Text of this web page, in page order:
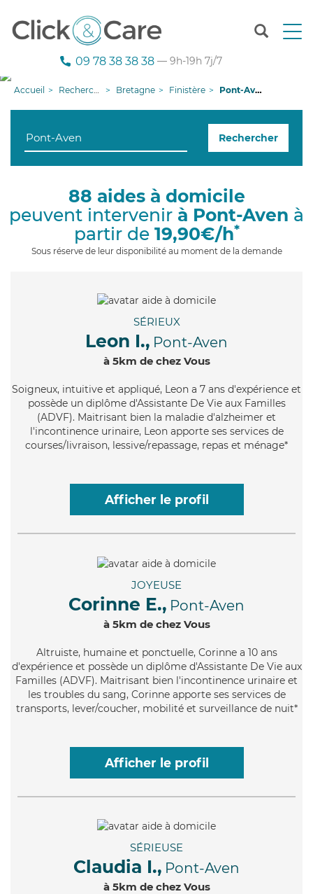
T
n
g
i
09 78 38 38 38 — 9h-19h 7j/7
Accueil Recherche aide à domicile Bretagne Finistère Pont-Aven
Rechercher
88 aides à domicile
peuvent intervenir à Pont-Aven à
partir de 19,90€/h*
Sous réserve de leur disponibilité au moment de la demande
SÉRIEUX
Leon I., Pont-Aven
à 5km de chez Vous
Soigneux, intuitive et appliqué, Leon a 7 ans d'expérience et
possède un diplôme d'Assistante De Vie aux Familles
(ADVF). Maitrisant bien la maladie d'alzheimer et
l'incontinence urinaire, Leon apporte ses services de
courses/livraison, lessive/repassage, repas et ménage*
Afficher le profil
JOYEUSE
Corinne E., Pont-Aven
à 5km de chez Vous
Altruiste, humaine et ponctuelle, Corinne a 10 ans
d'expérience et possède un diplôme d'Assistante De Vie aux
Familles (ADVF). Maitrisant bien l'incontinence urinaire et
les troubles du sang, Corinne apporte ses services de
transports, lever/coucher, mobilité et surveillance de nuit*
Afficher le profil
SÉRIEUSE
Claudia I., Pont-Aven
à 5km de chez Vous